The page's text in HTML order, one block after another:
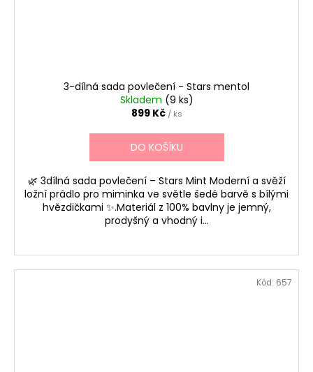
3-dílná sada povlečení - Stars mentol
Skladem (9 ks)
899 Kč / ks
DO KOŠÍKU
🌿 3dílná sada povlečení – Stars Mint Moderní a svěží
ložní prádlo pro miminka ve světle šedé barvě s bílými
hvězdičkami ✨.Materiál z 100% bavlny je jemný,
prodyšný a vhodný i...
Kód: 657